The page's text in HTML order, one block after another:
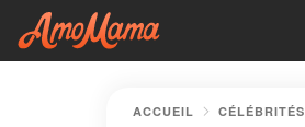
ACCUEIL CÉLÉBRITÉS